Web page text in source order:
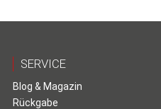
SERVICE
Blog & Magazin
Rückgabe